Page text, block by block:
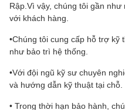
Rập.Vì vậy, chúng tôi gần
với khách hàng.
•Chúng tôi cung cấp hỗ trợ kỹ
như bảo trì hệ thống.
•Với đội ngũ kỹ sư chuyên
và hướng dẫn kỹ thuật tại chỗ.
• Trong thời hạn bảo hành,